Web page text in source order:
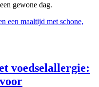
gewone dag.
voedselallergie: